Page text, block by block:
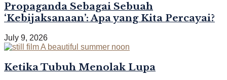
Propaganda Sebagai Sebuah
‘Kebijaksanaan’: Apa yang Kita Percayai?
July 9, 2026
Ketika Tubuh Menolak Lupa